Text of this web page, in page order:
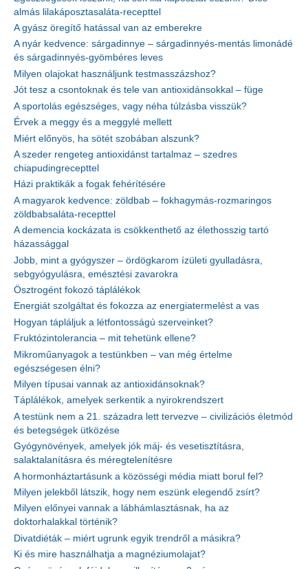
almás lilakáposztasaláta-recepttel
A gyász öregítő hatással van az emberekre
A nyár kedvence: sárgadinnye – sárgadinnyés-mentás limonádé
és sárgadinnyés-gyömbéres leves
Milyen olajokat használjunk testmasszázshoz?
Jót tesz a csontoknak és tele van antioxidánsokkal – füge
A sportolás egészséges, vagy néha túlzásba visszük?
Érvek a meggy és a meggylé mellett
Miért előnyös, ha sötét szobában alszunk?
A szeder rengeteg antioxidánst tartalmaz – szedres
chiapudingrecepttel
Házi praktikák a fogak fehérítésére
A magyarok kedvence: zöldbab – fokhagymás-rozmaringos
zöldbabsaláta-recepttel
A demencia kockázata is csökkenthető az élethosszig tartó
házassággal
Jobb, mint a gyógyszer – ördögkarom ízületi gyulladásra,
sebgyógyulásra, emésztési zavarokra
Ösztrogént fokozó táplálékok
Energiát szolgáltat és fokozza az energiatermelést a vas
Hogyan tápláljuk a létfontosságú szerveinket?
Fruktózintolerancia – mit tehetünk ellene?
Mikroműanyagok a testünkben – van még értelme
egészségesen élni?
Milyen típusai vannak az antioxidánsoknak?
Táplálékok, amelyek serkentik a nyirokrendszert
A testünk nem a 21. századra lett tervezve – civilizációs életmód
és betegségek ütközése
Gyógynövények, amelyek jók máj- és vesetisztításra,
salaktalanításra és méregtelenítésre
A hormonháztartásunk a közösségi média miatt borul fel?
Milyen jelekből látszik, hogy nem eszünk elegendő zsírt?
Milyen előnyei vannak a lábhámlasztásnak, ha az
doktorhalakkal történik?
Divatdiéták – miért ugrunk egyik trendről a másikra?
Ki és mire használhatja a magnéziumolajat?